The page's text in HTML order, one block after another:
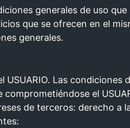
generales de uso que
que se ofrecen en el
generales.
Las condiciones
el
de terceros: derecho a